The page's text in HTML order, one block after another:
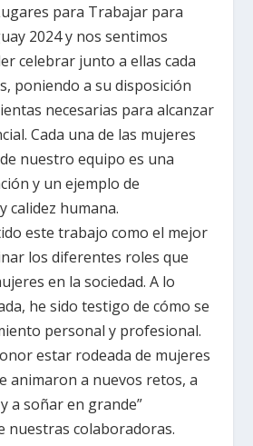
para Trabajar para
2024 y nos sentimos
celebrar junto a ellas cada
poniendo a su disposición
necesarias para alcanzar
Cada una de las mujeres
nuestro equipo es una
y un ejemplo de
calidez humana.
este trabajo como el mejor
los diferentes roles que
en la sociedad. A lo
he sido testigo de cómo se
personal y profesional.
estar rodeada de mujeres
animaron a nuevos retos, a
a soñar en grande”
nuestras colaboradoras.